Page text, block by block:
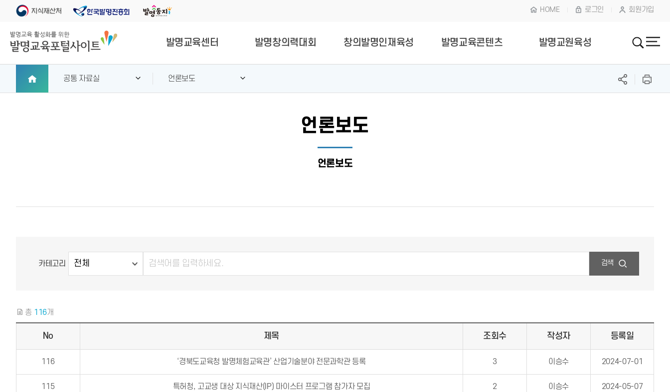
HOME 로그인 회원가입
발명교육센터 발명창의력대회 창의발명인재육성 발명교육콘텐츠 발명교원육성
공통 자료실 언론보도
언론보도
언론보도
카테고리 검색
총 116개
No 제목 조회수 작성자 등록일
116 ‘경북도교육청 발명체험교육관’ 산업기술분야 전문과학관 등록 3 이승수 2024-07-01
115 특허청, 고교생 대상 지식재산(IP) 마이스터 프로그램 참가자 모집 2 이승수 2024-05-07